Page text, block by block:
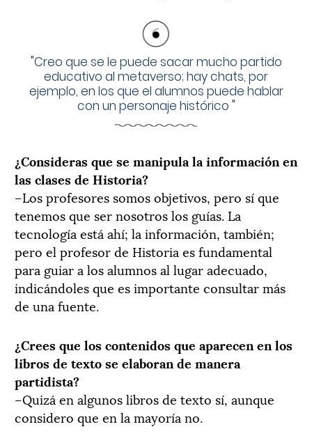
"Creo que se le puede sacar mucho partido
educativo al metaverso; hay chats, por
ejemplo, en los que el alumnos puede hablar
con un personaje histórico "
¿Consideras que se manipula la información en
las clases de Historia?
–Los profesores somos objetivos, pero sí que
tenemos que ser nosotros los guías. La
tecnología está ahí; la información, también;
pero el profesor de Historia es fundamental
para guiar a los alumnos al lugar adecuado,
indicándoles que es importante consultar más
de una fuente.
¿Crees que los contenidos que aparecen en los
libros de texto se elaboran de manera
partidista?
–Quizá en algunos libros de texto sí, aunque
considero que en la mayoría no.